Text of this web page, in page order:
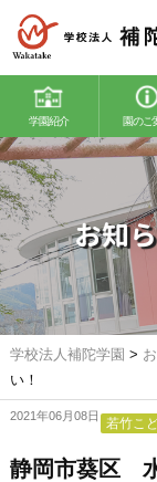
学園紹介 園のご
若竹幼稚園
お知
学校法人補陀学園 >
い！
2021年06月08日 若竹こ
静岡市葵区